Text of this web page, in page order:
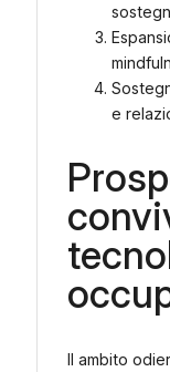
e
Il ambito